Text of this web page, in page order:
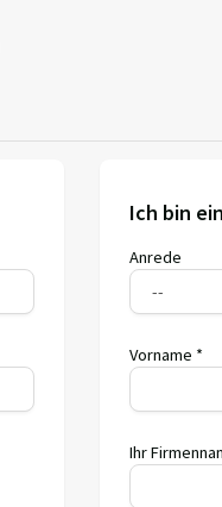
Ich bin
Anrede
--
Vorname *
Ihr